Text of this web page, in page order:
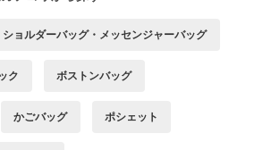
ショルダーバッグ・メッセンジャーバッグ
ク ボストンバッグ
かごバッグ ポシェット